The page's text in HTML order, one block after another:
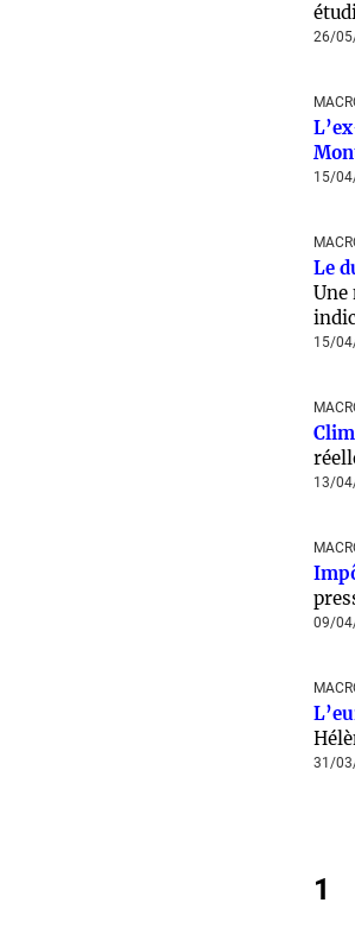
26/
15/
Le
Une
15/
13/
09/
31/
1